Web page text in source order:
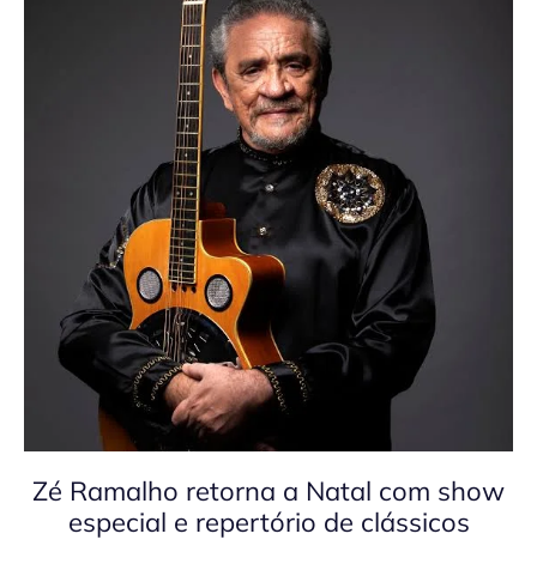
Zé Ramalho retorna a Natal com show
especial e repertório de clássicos